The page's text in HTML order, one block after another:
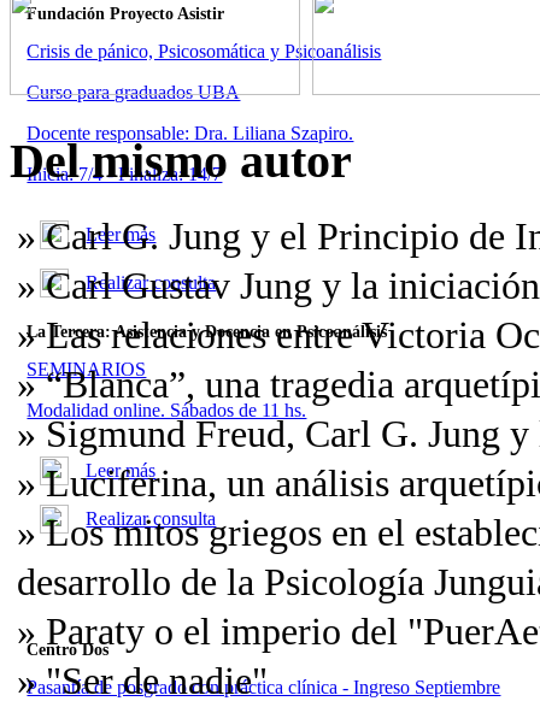
Fundación Proyecto Asistir
Crisis de pánico, Psicosomática y Psicoanálisis
Curso para graduados UBA
Docente responsable: Dra. Liliana Szapiro.
Inicia: 7/4 - Finaliza: 14/7
Leer más
Realizar consulta
La Tercera: Asistencia y Docencia en Psicoanálisis
SEMINARIOS
Modalidad online. Sábados de 11 hs.
Leer más
Realizar consulta
Centro Dos
Pasantía de posgrado con práctica clínica - Ingreso Septiembre
Del mismo autor
» Carl G. Jung y el Principio de
» Carl Gustav Jung y la
» Las relaciones entre Victoria
» “Blanca”, una tragedia
» Sigmund Freud, Carl G. Jung y
» Luciferina, un análisis
» Los mitos griegos en el
desarrollo de la Psicología
» Paraty o el imperio del
» "Ser de nadie"